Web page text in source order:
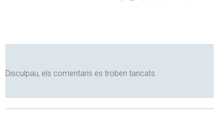
Disculpau, els comentaris es troben tancats